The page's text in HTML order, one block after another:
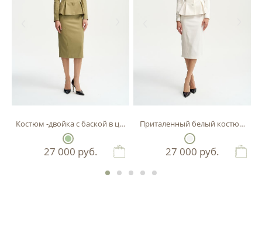
Костюм -двойка с баской в цвете фисташка
27 000 руб.
Приталенный белый костюм-
27 000 руб.